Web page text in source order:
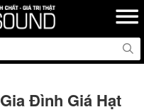
Đình Giá Hạt